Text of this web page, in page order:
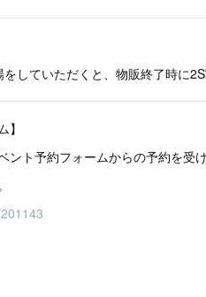
していただくと、物販終了時に2S
】
ント予約フォームからの予約を受け